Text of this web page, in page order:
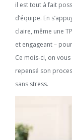
il est tout à fait
d’équipe. En
claire, même une
et engageant –
Ce mois-ci, on
repensé son
sans stress.